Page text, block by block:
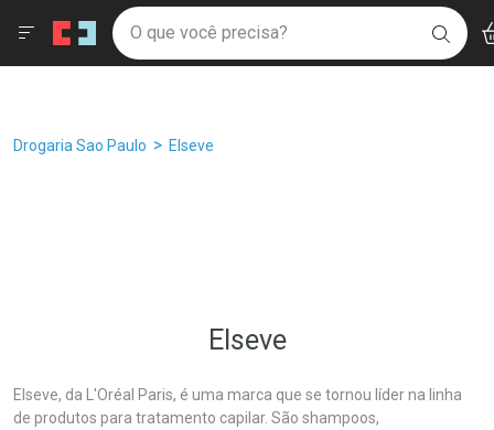
Drogaria São Paulo
Ir direto para a home
pela página
Ir direto para o conteúdo
Ir direto para a busca
Ir direto para a notificações
Faça a sua busca
O que você precisa?
Menu
Breadcrumb
Drogaria Sao Paulo Elseve
Elseve
Elseve, da L'Oréal Paris, é uma marca que se tornou líder na linha
de produtos para tratamento capilar. São shampoos,
Âncoras
Filtros Ordenar por